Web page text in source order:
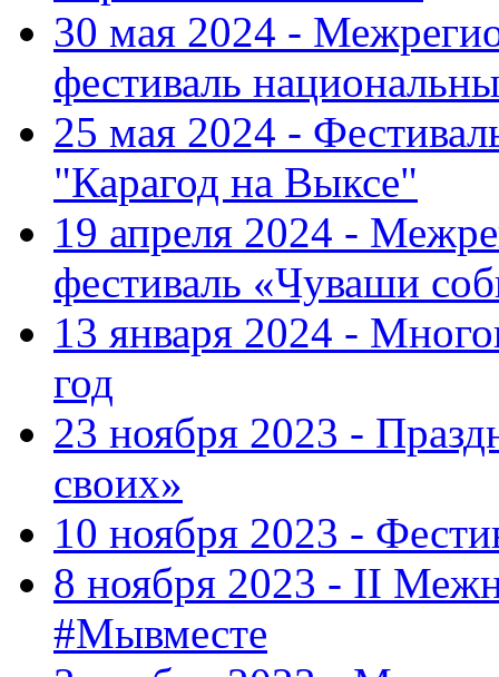
30 мая 2024 -
фестиваль
25 мая 2024 -
"Карагод на Выксе"
19 апреля 2024 -
фестиваль «Чуваши
13 января 2024 -
год
23 ноября 2023 -
своих»
10 ноября 2023 -
8 ноября 2023 - II
#Мывместе